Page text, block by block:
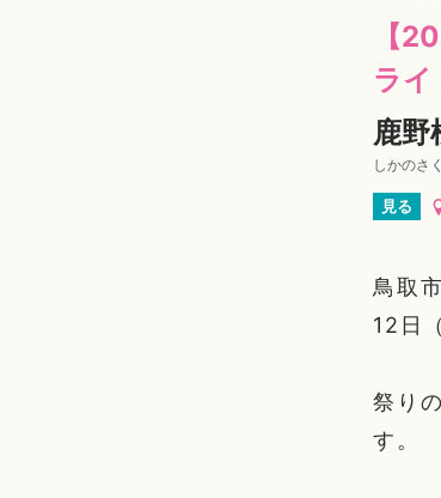
【
ライ
鹿野
しかのさ
見る
鳥取
12日
祭り
す。